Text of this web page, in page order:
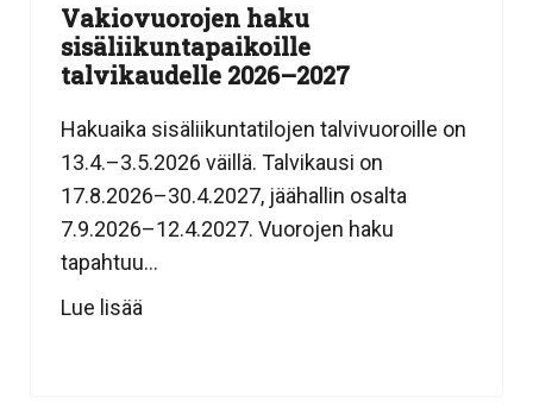
Vakiovuorojen haku
sisäliikuntapaikoille
talvikaudelle 2026–2027
Hakuaika sisäliikuntatilojen talvivuoroille on
13.4.–3.5.2026 väillä. Talvikausi on
17.8.2026–30.4.2027, jäähallin osalta
7.9.2026–12.4.2027. Vuorojen haku
tapahtuu...
Lue lisää